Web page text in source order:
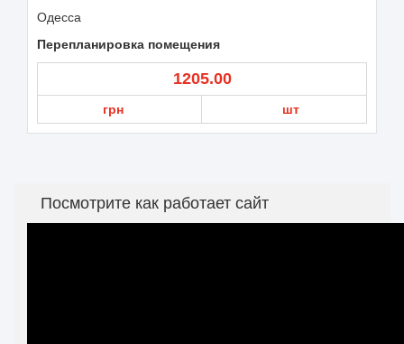
Одесса
Перепланировка помещения
1205.00
грн шт
Посмотрите как работает сайт